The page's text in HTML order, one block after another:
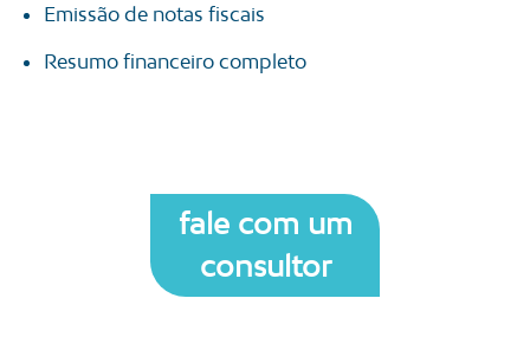
Emissão de notas fiscais
Resumo financeiro completo
fale com um
consultor